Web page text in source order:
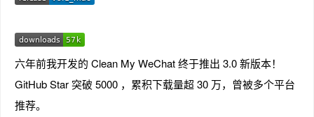
六年前我开发的 Clean My WeChat 终于推出 3.0 新版本！
GitHub Star 突破 5000 ，累积下载量超 30 万，曾被多个平台
推荐。